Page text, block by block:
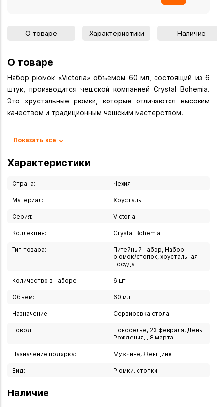
О товаре Характеристики Наличие
О товаре
Набор рюмок «Victoria» объёмом 60 мл, состоящий из 6
штук, производится чешской компанией Crystal Bohemia.
Это хрустальные рюмки, которые отличаются высоким
качеством и традиционным чешским мастерством.
менее 24%.
- Объём: 60 мл.
- Количество в наборе: 6 рюмок.
- Коллекция: Crystal Bohemia.
- Страна производства: Чехия.
- Цвет: прозрачный.
лаконичный гравированный декор в виде вертикальных
линий, который красиво сияет и переливается в лучах
производства традиционного чешского хрусталя.
водкой или ликёром.
Показать все
Характеристики
Страна: Чехия
Материал: Хрусталь
Серия: Victoria
Коллекция: Crystal Bohemia
Тип товара:
Питейный набор, Набор
рюмок/стопок, хрустальная
посуда
Количество в наборе: 6 шт
Объем: 60 мл
Назначение: Сервировка стола
Повод:
Новоселье, 23 февраля, День
Рождения, , 8 марта
Назначение подарка: Мужчине, Женщине
Вид: Рюмки, стопки
Наличие